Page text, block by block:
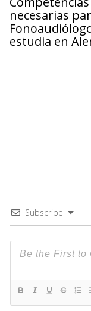
necesarias
estudia en
Subscribe